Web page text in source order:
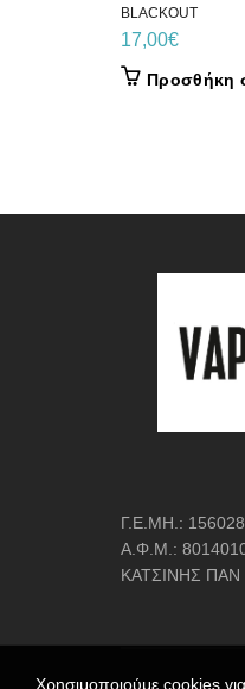
BLACKOUT
17,00€
Προσθήκη
Γ.Ε.ΜΗ.:
Α.Φ.Μ.:
ΚΑΤΣΙΝΗΣ
Χρησιμοποιούμε cookies